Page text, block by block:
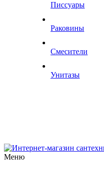
Писсуары
Раковины
Смесители
Унитазы
Меню